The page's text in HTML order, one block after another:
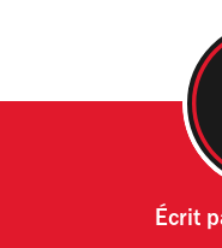
Écrit